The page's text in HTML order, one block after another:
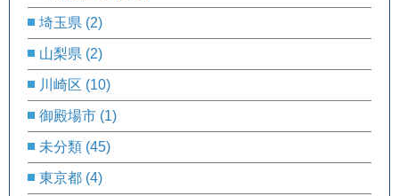
埼玉県 (2)
山梨県 (2)
川崎区 (10)
御殿場市 (1)
未分類 (45)
東京都 (4)